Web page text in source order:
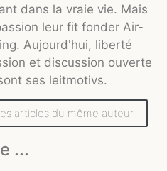
dans la vraie vie. Mais
leur fit fonder Air-
Aujourd'hui, liberté
et discussion ouverte
ses leitmotivs.
articles du même auteur
...